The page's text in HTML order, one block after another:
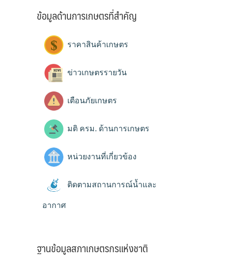
ข้อมูลด้านการเกษตรที่สำคัญ
ราคาสินค้าเกษตร
ข่าวเกษตรรายวัน
เตือนภัยเกษตร
มติ ครม. ด้านการเกษตร
หน่วยงานที่เกี่ยวข้อง
ติดตามสถานการณ์น้ำและ
อากาศ
ฐานข้อมูลสภาเกษตรกรแห่งชาติ